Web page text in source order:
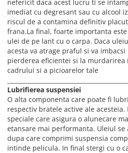
nefericit daca acest lucru ti se
imediat cu degresant sau cu alcool
riscul de a contamina definitiv
frana.La final, foarte importanta
ulei de pe lant cu o carpa. Daca
acesta va atrage praful si va
pierderea eficientei si la
cadrului si a picioarelor tale
Lubrifierea suspensiei
O alta componenta care poate fi
respectiv bratele active ale
speciale care asigura o alunecare
etansare mai performanta. Uleiul se
dupa care comprimi suspensia
intinde pelicula. In final stergi cu o